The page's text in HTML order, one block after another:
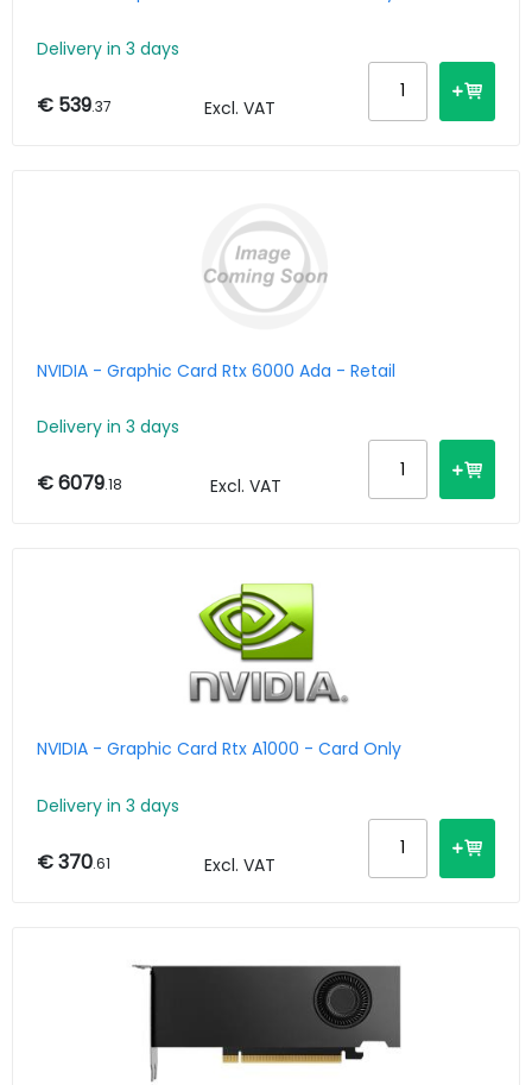
Delivery in 3 days
€ 539.37 Excl. VAT
NVIDIA - Graphic Card Rtx 6000 Ada - Retail
Delivery in 3 days
€ 6079.18 Excl. VAT
NVIDIA - Graphic Card Rtx A1000 - Card Only
Delivery in 3 days
€ 370.61 Excl. VAT